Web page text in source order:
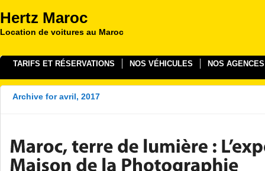
Hertz Maroc
Location de voitures au Maroc
TARIFS ET RÉSERVATIONS NOS VÉHICULES NOS AGENCES
Archive for avril, 2017